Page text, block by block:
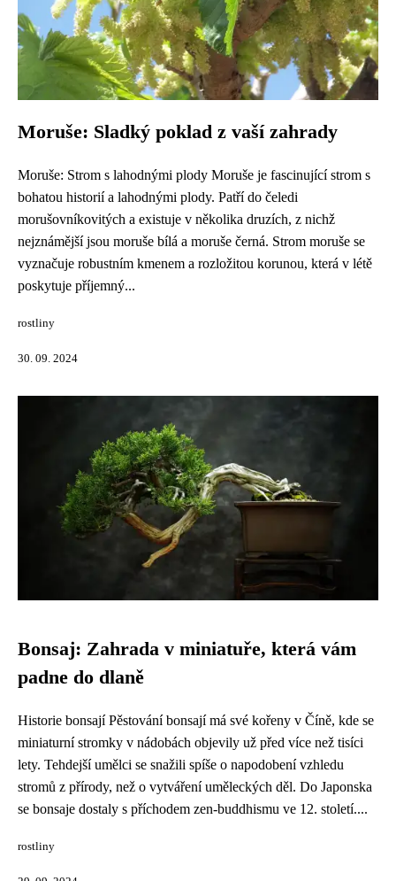
Moruše: Sladký poklad z vaší zahrady
Moruše: Strom s lahodnými plody Moruše je fascinující strom s
bohatou historií a lahodnými plody. Patří do čeledi
morušovníkovitých a existuje v několika druzích, z nichž
nejznámější jsou moruše bílá a moruše černá. Strom moruše se
vyznačuje robustním kmenem a rozložitou korunou, která v létě
poskytuje příjemný...
rostliny
30. 09. 2024
Bonsaj: Zahrada v miniatuře, která vám
padne do dlaně
Historie bonsají Pěstování bonsají má své kořeny v Číně, kde se
miniaturní stromky v nádobách objevily už před více než tisíci
lety. Tehdejší umělci se snažili spíše o napodobení vzhledu
stromů z přírody, než o vytváření uměleckých děl. Do Japonska
se bonsaje dostaly s příchodem zen-buddhismu ve 12. století....
rostliny